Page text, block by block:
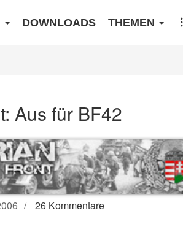
DOWNLOADS THEMEN
Aus für BF42
26 Kommentare